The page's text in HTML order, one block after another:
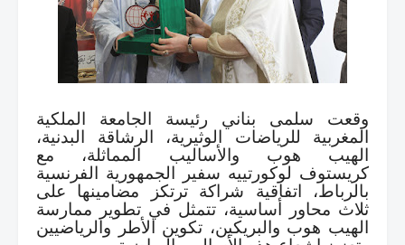
وقعت سلمى بناني رئيسة الجامعة الملكية
المغربية للرياضات الوثيرية، الرشاقة البدنية،
الهيب هوب والأساليب المماثلة، مع
كريستوف لوكورتييه سفير الجمهورية الفرنسية
بالرباط، اتفاقية شراكة ترتكز مضامينها على
ثلاث محاور أساسية، تتمثل في تطوير ممارسة
الهيب هوب والبريكين، تكوين الأطر والرياضيين